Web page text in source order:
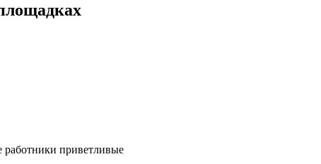
работники приветливые